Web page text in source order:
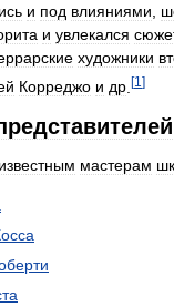
и под влияниями
и увлекался
художники
Корреджо и др [1 ]
известным мастерам